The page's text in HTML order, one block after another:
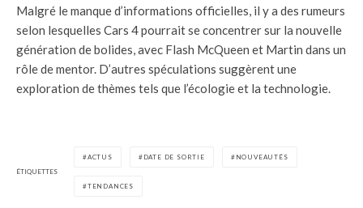
Malgré le manque d’informations officielles, il y a des rumeurs
selon lesquelles Cars 4 pourrait se concentrer sur la nouvelle
génération de bolides, avec Flash McQueen et Martin dans un
rôle de mentor. D’autres spéculations suggèrent une
exploration de thèmes tels que l’écologie et la technologie.
ÉTIQUETTES
ACTUS DATE DE SORTIE NOUVEAUTÉS
TENDANCES